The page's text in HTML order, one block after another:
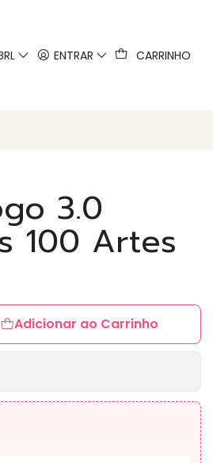
ENTRAR CARRINHO
3.0
100 Artes
Adicionar ao Carrinho